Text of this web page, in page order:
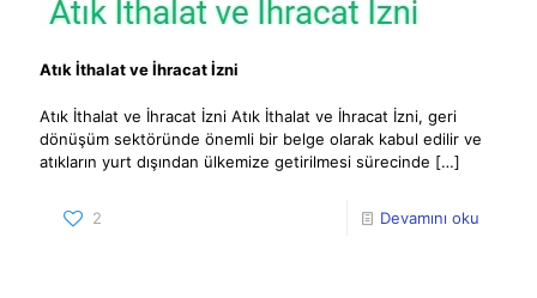
Atık İthalat ve İhracat İzni
Atık İthalat ve İhracat İzni Atık İthalat ve İhracat İzni, geri
dönüşüm sektöründe önemli bir belge olarak kabul edilir ve
atıkların yurt dışından ülkemize getirilmesi sürecinde […]
2 Devamını oku